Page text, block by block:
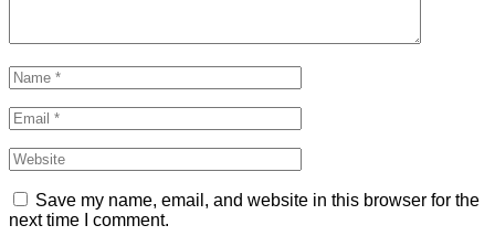
Save my name, email, and website in this browser for the
next time I comment.